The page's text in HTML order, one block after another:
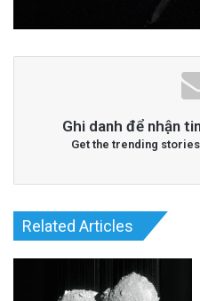
Ghi danh để nhận
Get the trending
Related Articles